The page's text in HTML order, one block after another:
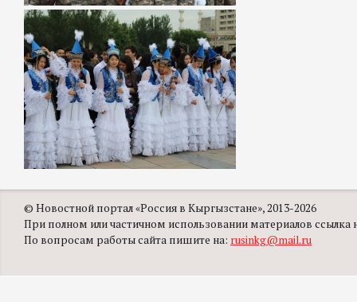
© Новостной портал «Россия в Кыргызстане», 2013-2026
При полном или частичном использовании материалов ссылка
По вопросам работы сайта пишите на: rusinkg@mail.ru